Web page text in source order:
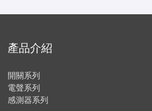
產品介紹
開關系列
電聲系列
感測器系列